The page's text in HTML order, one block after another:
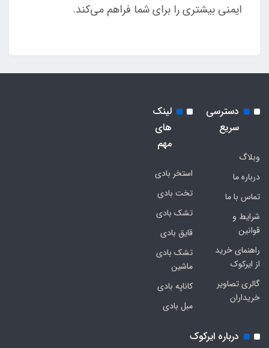
ایمنی بیشتری را برای شما فراهم می‌کند.
دسترسی
سریع
وبلاگ
درباره ما
تماس با ما
شرایط و
قوانین
راهنمای خرید
از ایرکوک
گالری تصاویر
خریداران
لینک
های
مهم
استخر بادی
تخت بادی
تشک بادی
قایق بادی
تشک بادی
ماشین
کاناپه بادی
مبل بادی
درباره ایرکوک